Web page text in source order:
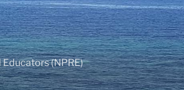
(NPRE)